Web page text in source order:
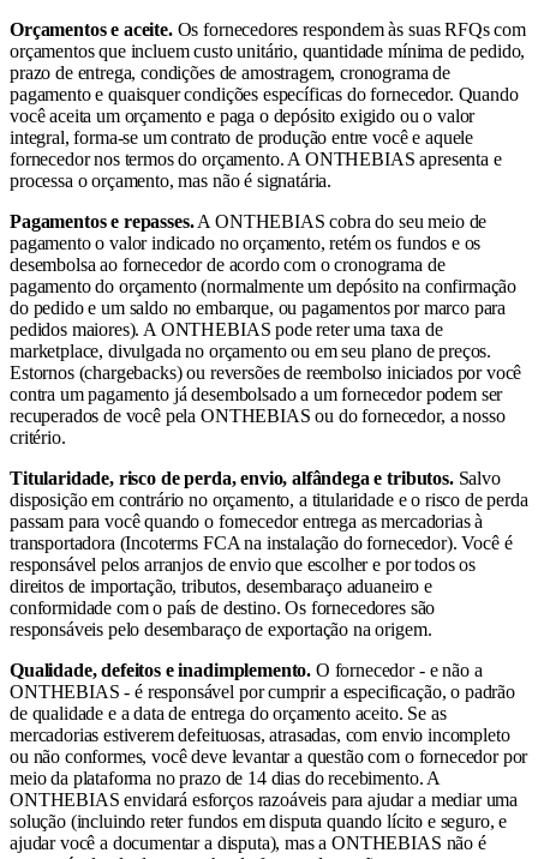
Orçamentos e aceite.Os fornecedores respondem às suas RFQs com
orçamentos que incluem custo unitário, quantidade mínima de pedido,
prazo de entrega, condições de amostragem, cronograma de
pagamento e quaisquer condições específicas do fornecedor. Quando
você aceita um orçamento e paga o depósito exigido ou o valor
integral, forma-se um contrato de produção entre você e aquele
fornecedor nos termos do orçamento. A ONTHEBIAS apresenta e
processa o orçamento, mas não é signatária.
Pagamentos e repasses.A ONTHEBIAS cobra do seu meio de
pagamento o valor indicado no orçamento, retém os fundos e os
desembolsa ao fornecedor de acordo com o cronograma de
pagamento do orçamento (normalmente um depósito na confirmação
do pedido e um saldo no embarque, ou pagamentos por marco para
pedidos maiores). A ONTHEBIAS pode reter uma taxa de
marketplace, divulgada no orçamento ou em seu plano de preços.
Estornos (chargebacks) ou reversões de reembolso iniciados por você
contra um pagamento já desembolsado a um fornecedor podem ser
recuperados de você pela ONTHEBIAS ou do fornecedor, a nosso
critério.
Titularidade, risco de perda, envio, alfândega e tributos.Salvo
disposição em contrário no orçamento, a titularidade e o risco de perda
passam para você quando o fornecedor entrega as mercadorias à
transportadora (Incoterms FCA na instalação do fornecedor). Você é
responsável pelos arranjos de envio que escolher e por todos os
direitos de importação, tributos, desembaraço aduaneiro e
conformidade com o país de destino. Os fornecedores são
responsáveis pelo desembaraço de exportação na origem.
Qualidade, defeitos e inadimplemento. O fornecedor - e não a
ONTHEBIAS - é responsável por cumprir a especificação, o padrão
de qualidade e a data de entrega do orçamento aceito. Se as
mercadorias estiverem defeituosas, atrasadas, com envio incompleto
ou não conformes, você deve levantar a questão com o fornecedor por
meio da plataforma no prazo de 14 dias do recebimento. A
ONTHEBIAS envidará esforços razoáveis para ajudar a mediar uma
solução (incluindo reter fundos em disputa quando lícito e seguro, e
ajudar você a documentar a disputa), mas a ONTHEBIAS não é